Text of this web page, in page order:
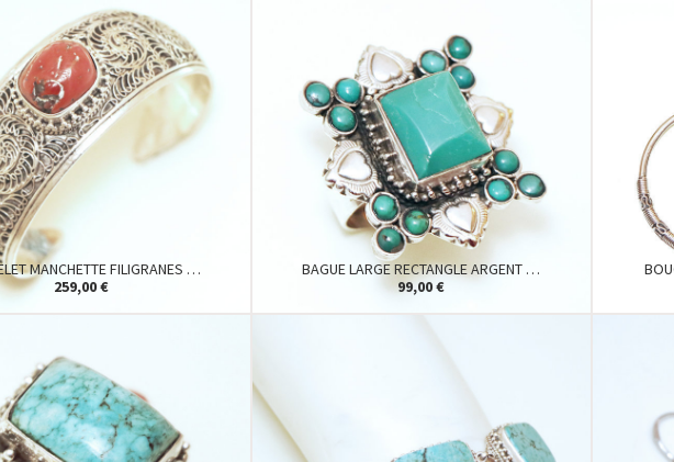
MANCHETTE FILIGRANES …
259,00 €
BAGUE LARGE RECTANGLE ARGENT …
99,00 €